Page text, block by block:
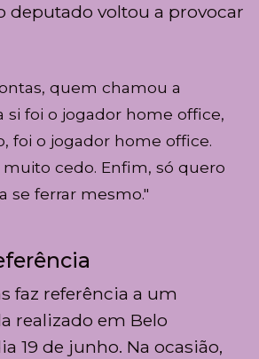
deputado voltou a provocar
quem chamou a
si foi o jogador home office,
foi o jogador home office.
muito cedo. Enfim, só quero
se ferrar mesmo."
faz referência a um
realizado em Belo
19 de junho. Na ocasião,